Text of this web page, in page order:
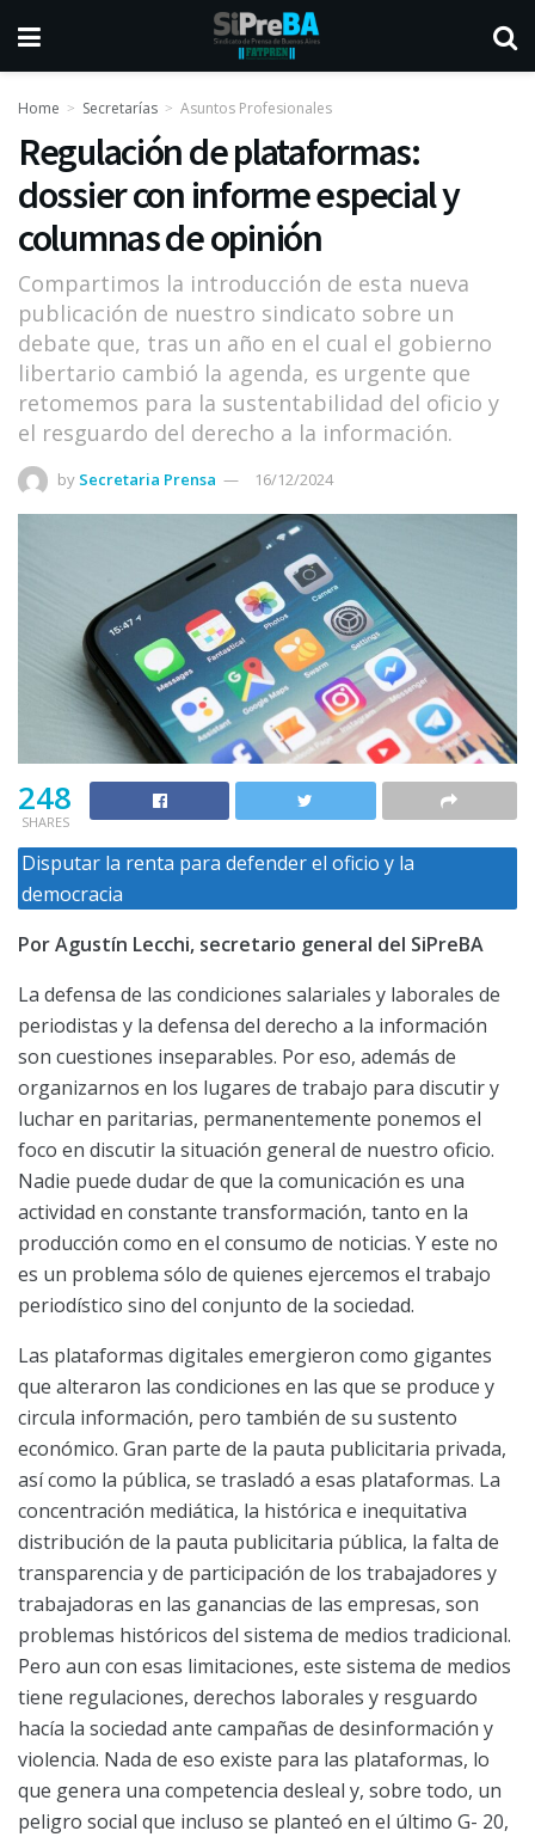
Home Secretarías Asuntos Profesionales
Regulación de plataformas:
dossier con informe especial y
columnas de opinión
Compartimos la introducción de esta nueva
publicación de nuestro sindicato sobre un
debate que, tras un año en el cual el gobierno
libertario cambió la agenda, es urgente que
retomemos para la sustentabilidad del oficio y
el resguardo del derecho a la información.
by Secretaria Prensa 16/12/2024
248
SHARES
Disputar la renta para defender el oficio y la
democracia
Por Agustín Lecchi, secretario general del SiPreBA
La defensa de las condiciones salariales y laborales de
periodistas y la defensa del derecho a la información
son cuestiones inseparables. Por eso, además de
organizarnos en los lugares de trabajo para discutir y
luchar en paritarias, permanentemente ponemos el
foco en discutir la situación general de nuestro oficio.
Nadie puede dudar de que la comunicación es una
actividad en constante transformación, tanto en la
producción como en el consumo de noticias. Y este no
es un problema sólo de quienes ejercemos el trabajo
periodístico sino del conjunto de la sociedad.
Las plataformas digitales emergieron como gigantes
que alteraron las condiciones en las que se produce y
circula información, pero también de su sustento
económico. Gran parte de la pauta publicitaria privada,
así como la pública, se trasladó a esas plataformas. La
concentración mediática, la histórica e inequitativa
distribución de la pauta publicitaria pública, la falta de
transparencia y de participación de los trabajadores y
trabajadoras en las ganancias de las empresas, son
problemas históricos del sistema de medios tradicional.
Pero aun con esas limitaciones, este sistema de medios
tiene regulaciones, derechos laborales y resguardo
hacía la sociedad ante campañas de desinformación y
violencia. Nada de eso existe para las plataformas, lo
que genera una competencia desleal y, sobre todo, un
peligro social que incluso se planteó en el último G- 20,